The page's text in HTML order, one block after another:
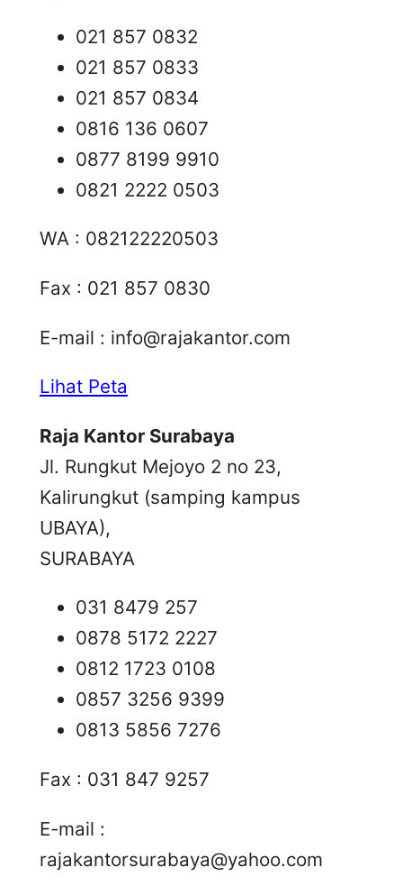
021 857 0832
021 857 0833
021 857 0834
0816 136 0607
0877 8199 9910
0821 2222 0503
WA : 082122220503
Fax : 021 857 0830
E-mail : info@rajakantor.com
Lihat Peta
Raja Kantor Surabaya
Jl. Rungkut Mejoyo 2 no 23,
Kalirungkut (samping kampus
UBAYA),
SURABAYA
031 8479 257
0878 5172 2227
0812 1723 0108
0857 3256 9399
0813 5856 7276
Fax : 031 847 9257
E-mail :
rajakantorsurabaya@yahoo.com